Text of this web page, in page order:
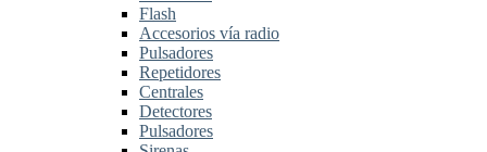
Flash
Accesorios vía radio
Pulsadores
Repetidores
Centrales
Detectores
Pulsadores